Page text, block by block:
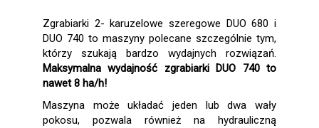
Zgrabiarki 2- karuzelowe szeregowe DUO 680 i
DUO 740 to maszyny polecane szczególnie tym,
którzy szukają bardzo wydajnych rozwiązań.
Maksymalna wydajność zgrabiarki DUO 740 to
nawet 8 ha/h!
Maszyna może układać jeden lub dwa wały
pokosu, pozwala również na hydrauliczną